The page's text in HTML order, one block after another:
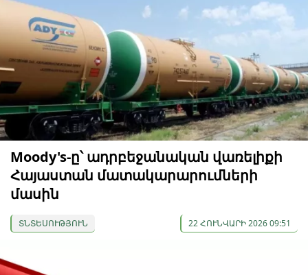
Moody's-ը՝ ադրբեջանական վառելիքի
Հայաստան մատակարարումների
մասին
ՏՆՏԵՍՈՒԹՅՈՒՆ 22 ՀՈՒՆՎԱՐԻ 2026 09:51